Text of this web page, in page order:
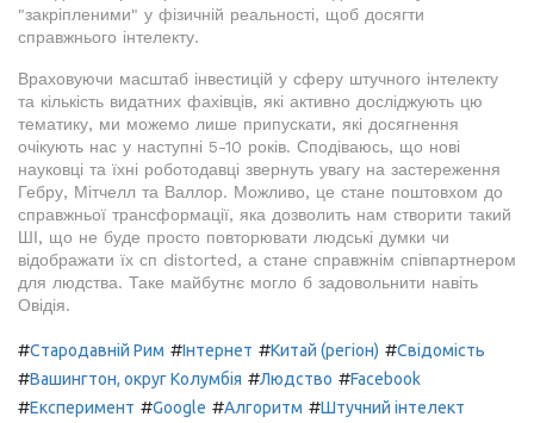
"закріпленими" у фізичній реальності, щоб досягти
справжнього інтелекту.
Враховуючи масштаб інвестицій у сферу штучного інтелекту
та кількість видатних фахівців, які активно досліджують цю
тематику, ми можемо лише припускати, які досягнення
очікують нас у наступні 5-10 років. Сподіваюсь, що нові
науковці та їхні роботодавці звернуть увагу на застереження
Гебру, Мітчелл та Валлор. Можливо, це стане поштовхом до
справжньої трансформації, яка дозволить нам створити такий
ШІ, що не буде просто повторювати людські думки чи
відображати їх сп distorted, а стане справжнім співпартнером
для людства. Таке майбутнє могло б задовольнити навіть
Овідія.
#Стародавній Рим #Інтернет #Китай (регіон) #Свідомість
#Вашингтон, округ Колумбія #Людство #Facebook
#Експеримент #Google #Алгоритм #Штучний інтелект